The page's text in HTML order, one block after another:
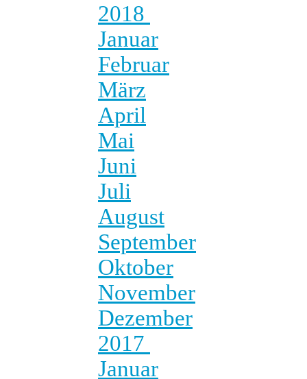
2018
Januar
Februar
März
April
Mai
Juni
Juli
August
September
Oktober
November
Dezember
2017
Januar